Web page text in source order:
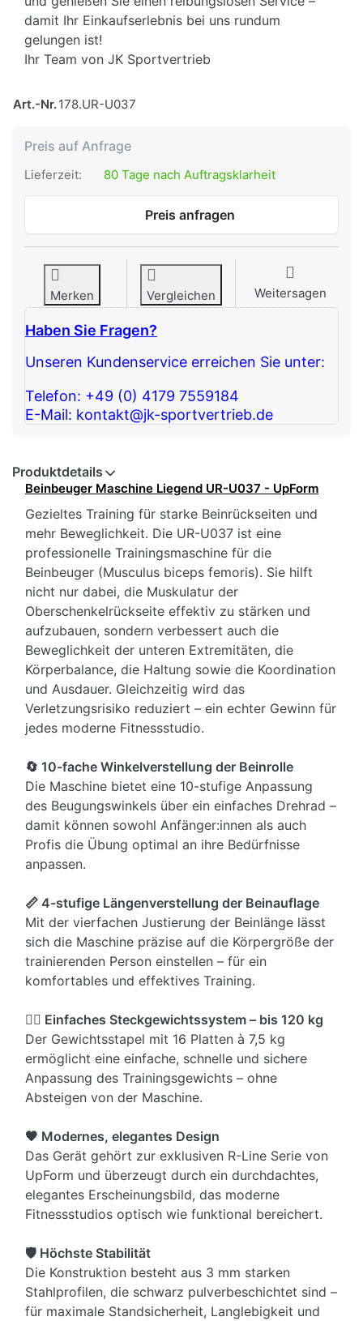
damit Ihr Einkaufserlebnis bei uns rundum
gelungen ist!
Ihr Team von JK Sportvertrieb
Art.-Nr.178.UR-U037
Preis auf Anfrage
Lieferzeit: 80 Tage nach Auftragsklarheit
Preis anfragen
Merken Vergleichen Weitersagen
Haben Sie Fragen?
Unseren Kundenservice erreichen Sie unter:
Telefon: +49 (0) 4179 7559184
E-Mail: kontakt@jk-sportvertrieb.de
Produktdetails
Beinbeuger Maschine Liegend UR-U037 - UpForm
Gezieltes Training für starke Beinrückseiten und
mehr Beweglichkeit. Die UR-U037 ist eine
professionelle Trainingsmaschine für die
Beinbeuger (Musculus biceps femoris). Sie hilft
nicht nur dabei, die Muskulatur der
Oberschenkelrückseite effektiv zu stärken und
aufzubauen, sondern verbessert auch die
Beweglichkeit der unteren Extremitäten, die
Körperbalance, die Haltung sowie die Koordination
und Ausdauer. Gleichzeitig wird das
Verletzungsrisiko reduziert – ein echter Gewinn für
jedes moderne Fitnessstudio.
🔄 10-fache Winkelverstellung der Beinrolle
Die Maschine bietet eine 10-stufige Anpassung
des Beugungswinkels über ein einfaches Drehrad –
damit können sowohl Anfänger:innen als auch
Profis die Übung optimal an ihre Bedürfnisse
anpassen.
📏 4-stufige Längenverstellung der Beinauflage
Mit der vierfachen Justierung der Beinlänge lässt
sich die Maschine präzise auf die Körpergröße der
trainierenden Person einstellen – für ein
komfortables und effektives Training.
🏋️‍♂️ Einfaches Steckgewichtssystem – bis 120 kg
Der Gewichtsstapel mit 16 Platten à 7,5 kg
ermöglicht eine einfache, schnelle und sichere
Anpassung des Trainingsgewichts – ohne
Absteigen von der Maschine.
🖤 Modernes, elegantes Design
Das Gerät gehört zur exklusiven R-Line Serie von
UpForm und überzeugt durch ein durchdachtes,
elegantes Erscheinungsbild, das moderne
Fitnessstudios optisch wie funktional bereichert.
🛡️ Höchste Stabilität
Die Konstruktion besteht aus 3 mm starken
Stahlprofilen, die schwarz pulverbeschichtet sind –
für maximale Standsicherheit, Langlebigkeit und